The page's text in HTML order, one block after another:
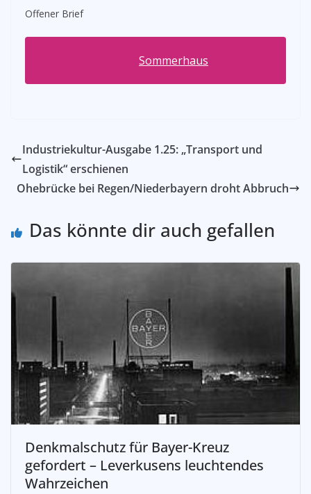
Offener Brief
Sommerhaus
Industriekultur-Ausgabe 1.25: „Transport und
Logistik“ erschienen
Ohebrücke bei Regen/Niederbayern droht Abbruch
Das könnte dir auch gefallen
Denkmalschutz für Bayer-Kreuz
gefordert – Leverkusens leuchtendes
Wahrzeichen